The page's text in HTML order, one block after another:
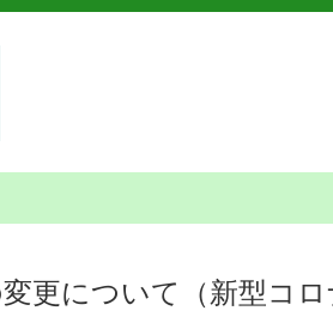
更について（新型コロ